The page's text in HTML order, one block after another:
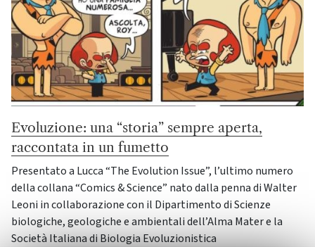
Evoluzione: una “storia” sempre aperta,
raccontata in un fumetto
Presentato a Lucca “The Evolution Issue”, l’ultimo numero
della collana “Comics & Science” nato dalla penna di Walter
Leoni in collaborazione con il Dipartimento di Scienze
biologiche, geologiche e ambientali dell’Alma Mater e la
Società Italiana di Biologia Evoluzionistica